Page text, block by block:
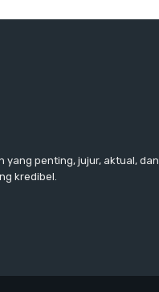
yang penting, jujur, aktual, dan
kredibel.